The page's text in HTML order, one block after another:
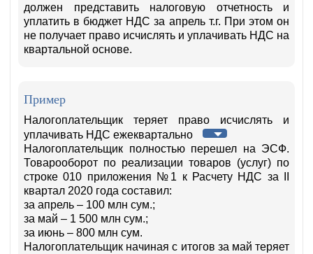
должен представить налоговую отчетность и
уплатить в бюджет НДС за апрель т.г. При этом он
не получает право исчислять и уплачивать НДС на
квартальной основе.
Пример
Налогоплательщик теряет право исчислять и
уплачивать НДС ежеквартально
Налогоплательщик полностью перешел на ЭСФ.
Товарооборот по реализации товаров (услуг) по
строке 010 приложения №1 к Расчету НДС за II
квартал 2020 года составил:
за апрель – 100 млн сум.;
за май – 1 500 млн сум.;
за июнь – 800 млн сум.
Налогоплательщик начиная с итогов за май теряет